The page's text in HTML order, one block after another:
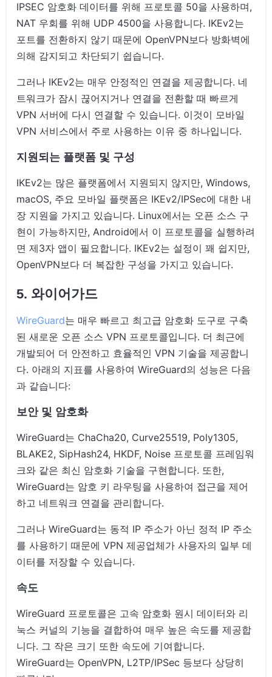
IPSEC 암호화 데이터를 위해 프로토콜 50을 사용하며,
NAT 우회를 위해 UDP 4500을 사용합니다. IKEv2는
포트를 전환하지 않기 때문에 OpenVPN보다 방화벽에
의해 감지되고 차단되기 쉽습니다.
그러나 IKEv2는 매우 안정적인 연결을 제공합니다. 네
트워크가 잠시 끊어지거나 연결을 전환할 때 빠르게
VPN 서버에 다시 연결할 수 있습니다. 이것이 모바일
VPN 서비스에서 주로 사용하는 이유 중 하나입니다.
지원되는 플랫폼 및 구성
IKEv2는 많은 플랫폼에서 지원되지 않지만, Windows,
macOS, 주요 모바일 플랫폼은 IKEv2/IPSec에 대한 내
장 지원을 가지고 있습니다. Linux에서는 오픈 소스 구
현이 가능하지만, Android에서 이 프로토콜을 실행하려
면 제3자 앱이 필요합니다. IKEv2는 설정이 꽤 쉽지만,
OpenVPN보다 더 복잡한 구성을 가지고 있습니다.
5. 와이어가드
WireGuard는 매우 빠르고 최고급 암호화 도구로 구축
된 새로운 오픈 소스 VPN 프로토콜입니다. 더 최근에
개발되어 더 안전하고 효율적인 VPN 기술을 제공합니
다. 아래의 지표를 사용하여 WireGuard의 성능은 다음
과 같습니다:
보안 및 암호화
WireGuard는 ChaCha20, Curve25519, Poly1305,
BLAKE2, SipHash24, HKDF, Noise 프로토콜 프레임워
크와 같은 최신 암호화 기술을 구현합니다. 또한,
WireGuard는 암호 키 라우팅을 사용하여 접근을 제어
하고 네트워크 연결을 관리합니다.
그러나 WireGuard는 동적 IP 주소가 아닌 정적 IP 주소
를 사용하기 때문에 VPN 제공업체가 사용자의 일부 데
이터를 저장할 수 있습니다.
속도
WireGuard 프로토콜은 고속 암호화 원시 데이터와 리
눅스 커널의 기능을 결합하여 매우 높은 속도를 제공합
니다. 그 작은 크기 또한 속도에 기여합니다.
WireGuard는 OpenVPN, L2TP/IPSec 등보다 상당히